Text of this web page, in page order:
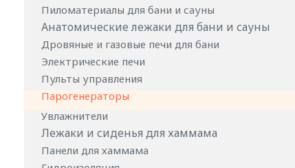
Пиломатериалы для бани и сауны
Анатомические лежаки для бани и сауны
Дровяные и газовые печи для бани
Электрические печи
Пульты управления
Парогенераторы
Увлажнители
Лежаки и сиденья для хаммама
Панели для хаммама